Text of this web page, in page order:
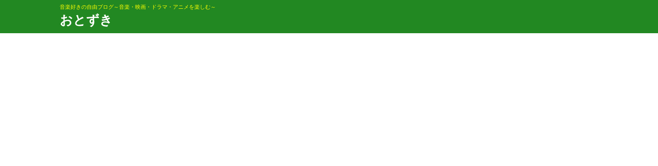
音楽好きの自由ブログ～音楽・映画・ドラマ・アニメを楽しむ～
おとずき